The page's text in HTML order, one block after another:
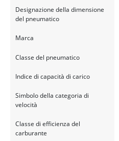
Designazione della dimensione
del pneumatico
Marca
Classe del pneumatico
Indice di capacità di carico
Simbolo della categoria di
velocità
Classe di efficienza del
carburante